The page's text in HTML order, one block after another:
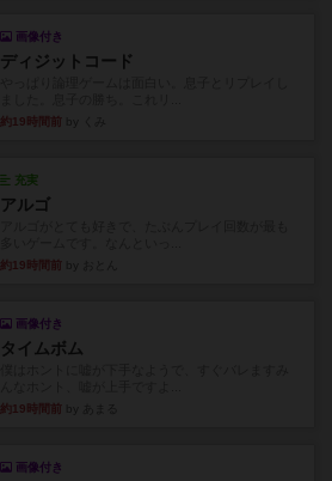
画像付き
ディジットコード
約19時間前
充実
アルゴ
約19時間前
画像付き
タイムボム
約19時間前
画像付き